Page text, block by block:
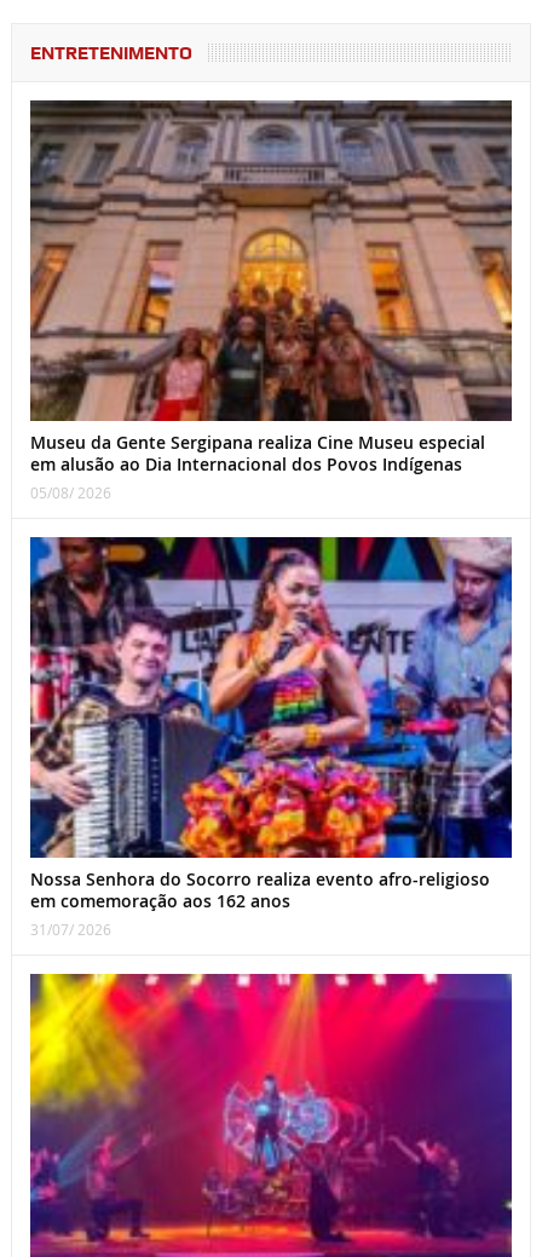
ENTRETENIMENTO
Museu da Gente Sergipana realiza Cine Museu especial
em alusão ao Dia Internacional dos Povos Indígenas
05/08/ 2026
Nossa Senhora do Socorro realiza evento afro-religioso
em comemoração aos 162 anos
31/07/ 2026